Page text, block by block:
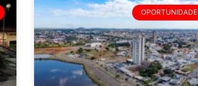
OPORTUNIDADE